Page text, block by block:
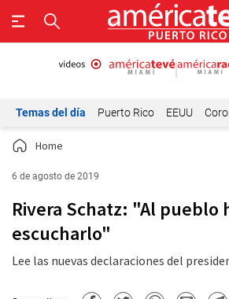
Temas del día Puerto Rico EEUU
Home
6 de agosto de 2019
Rivera Schatz: "Al pueblo
escucharlo"
Lee las nuevas declaraciones del